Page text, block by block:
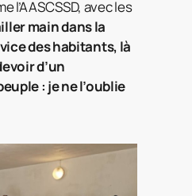
l’AASCSSD, avec les
main dans la
des habitants, là
d’un
: je ne l’oublie